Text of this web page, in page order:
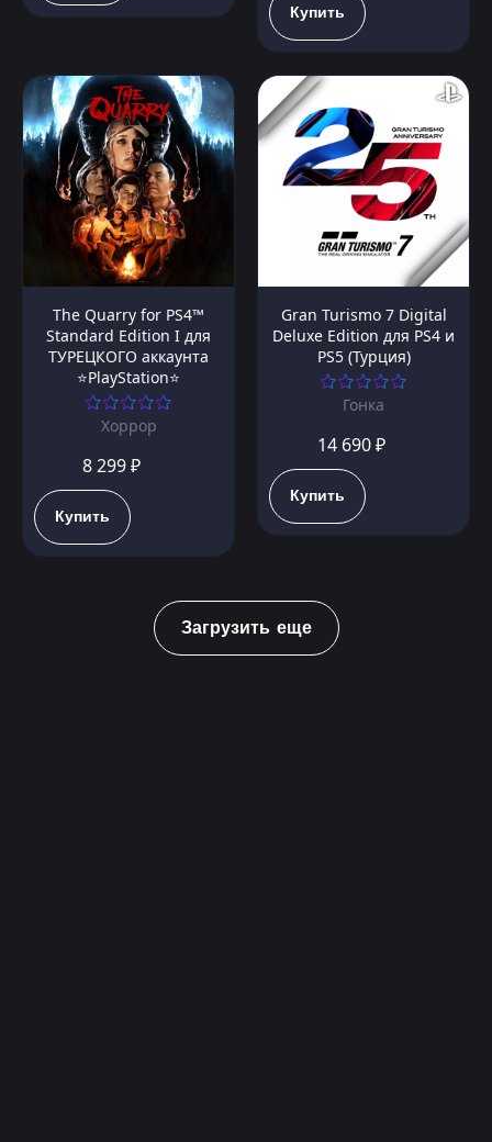
Купить
The Quarry for PS4™
Standard Edition I для
ТУРЕЦКОГО аккаунта
⭐PlayStation⭐
Хоррор
8 299 ₽
Купить
Gran Turismo 7 Digital
Deluxe Edition для PS4 и
PS5 (Турция)
Гонка
14 690 ₽
Купить
Загрузить еще